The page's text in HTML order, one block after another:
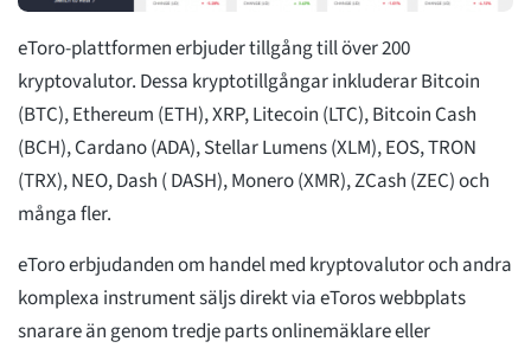
eToro-plattformen erbjuder tillgång till över 200
kryptovalutor. Dessa kryptotillgångar inkluderar Bitcoin
(BTC), Ethereum (ETH), XRP, Litecoin (LTC), Bitcoin Cash
(BCH), Cardano (ADA), Stellar Lumens (XLM), EOS, TRON
(TRX), NEO, Dash ( DASH), Monero (XMR), ZCash (ZEC) och
många fler.
eToro erbjudanden om handel med kryptovalutor och andra
komplexa instrument säljs direkt via eToros webbplats
snarare än genom tredje parts onlinemäklare eller